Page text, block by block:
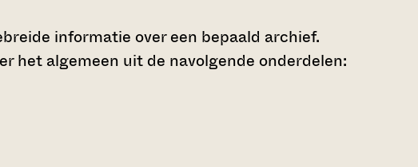
informatie over een bepaald archief.
het algemeen uit de navolgende onderdelen: